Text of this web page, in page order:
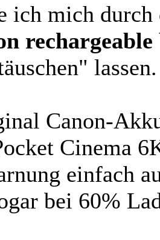
ich mich
lassen.
Canon-
Cinema
einfach
bei 60%